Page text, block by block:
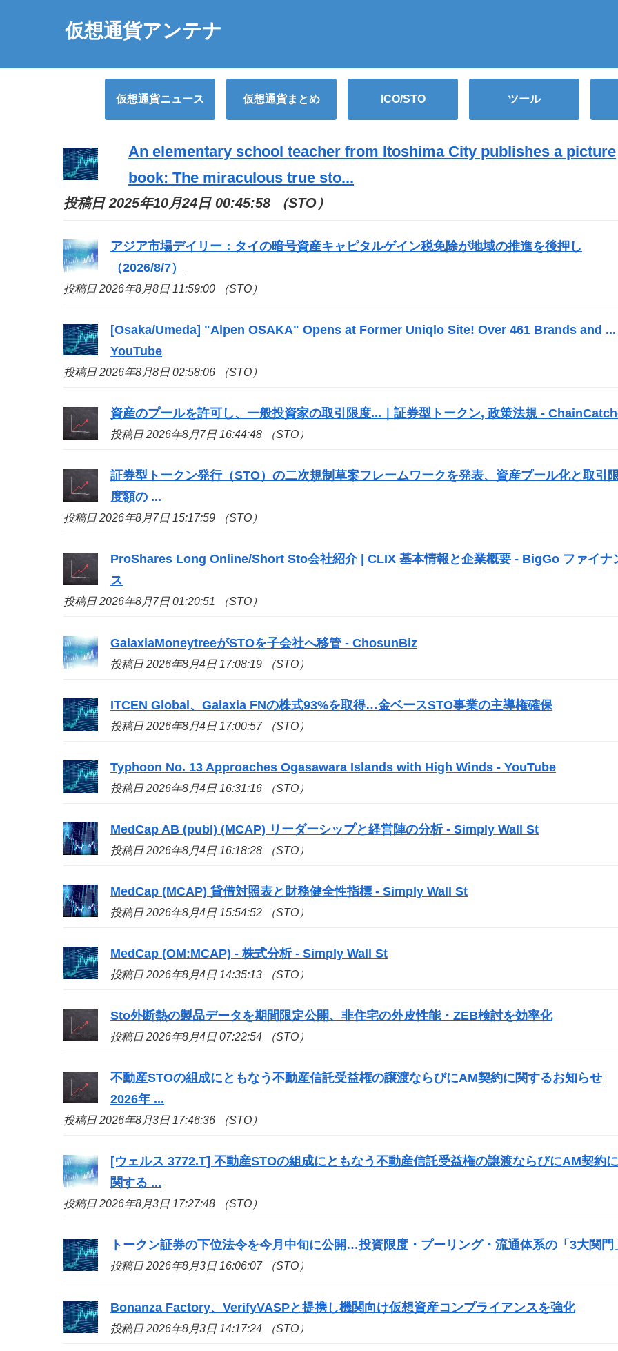
仮想通貨アンテナ
仮想通貨ニュース 仮想通貨まとめ ICO/STO ツール
An elementary school teacher from Itoshima City publishes a picture
book: The miraculous true sto...
投稿日 2025年10月24日 00:45:58 （STO）
アジア市場デイリー：タイの暗号資産キャピタルゲイン税免除が地域の推進を後押し
（2026/8/7）
投稿日 2026年8月8日 11:59:00 （STO）
[Osaka/Umeda] "Alpen OSAKA" Opens at Former Uniqlo Site! Over 461 Brands and ...
YouTube
投稿日 2026年8月8日 02:58:06 （STO）
資産のプールを許可し、一般投資家の取引限度...｜証券型トークン, 政策法規 -
投稿日 2026年8月7日 16:44:48 （STO）
証券型トークン発行（STO）の二次規制草案フレームワークを発表、資産プール化と取引
度額の ...
投稿日 2026年8月7日 15:17:59 （STO）
ProShares Long Online/ShortSto会社紹介 | CLIX 基本情報と企業概要 - BigGo ファイナ
ス
投稿日 2026年8月7日 01:20:51 （STO）
GalaxiaMoneytreeがSTOを子会社へ移管 - ChosunBiz
投稿日 2026年8月4日 17:08:19 （STO）
ITCEN Global、Galaxia FNの株式93%を取得…金ベースSTO事業の主導権確保
投稿日 2026年8月4日 17:00:57 （STO）
Typhoon No. 13 Approaches Ogasawara Islands with High Winds - YouTube
投稿日 2026年8月4日 16:31:16 （STO）
MedCap AB (publ) (MCAP) リーダーシップと経営陣の分析 - Simply Wall St
投稿日 2026年8月4日 16:18:28 （STO）
MedCap (MCAP) 貸借対照表と財務健全性指標 - Simply Wall St
投稿日 2026年8月4日 15:54:52 （STO）
MedCap (OM:MCAP) - 株式分析 - Simply Wall St
投稿日 2026年8月4日 14:35:13 （STO）
Sto外断熱の製品データを期間限定公開、非住宅の外皮性能・ZEB検討を効率化
投稿日 2026年8月4日 07:22:54 （STO）
不動産STOの組成にともなう不動産信託受益権の譲渡ならびにAM契約に関するお知らせ
2026年 ...
投稿日 2026年8月3日 17:46:36 （STO）
[ウェルス 3772.T] 不動産STOの組成にともなう不動産信託受益権の譲渡ならびにAM契約に
関する ...
投稿日 2026年8月3日 17:27:48 （STO）
トークン証券の下位法令を今月中旬に公開…投資限度・プーリング・流通体系の「3大関門
投稿日 2026年8月3日 16:06:07 （STO）
Bonanza Factory、VerifyVASPと提携し機関向け仮想資産コンプライアンスを強化
投稿日 2026年8月3日 14:17:24 （STO）